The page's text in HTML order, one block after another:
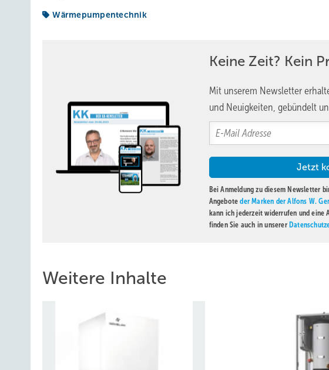
Wärmepumpentechnik
Keine Zeit? Kein
Mit unserem Newsletter
und Neuigkeiten, gebündelt
Bei Anmeldung zu diesem Newsletter
Angeboteder Marken der Alfons W.
kann ich jederzeit widerrufen und
finden Sie auch in unserer
Weitere Inhalte